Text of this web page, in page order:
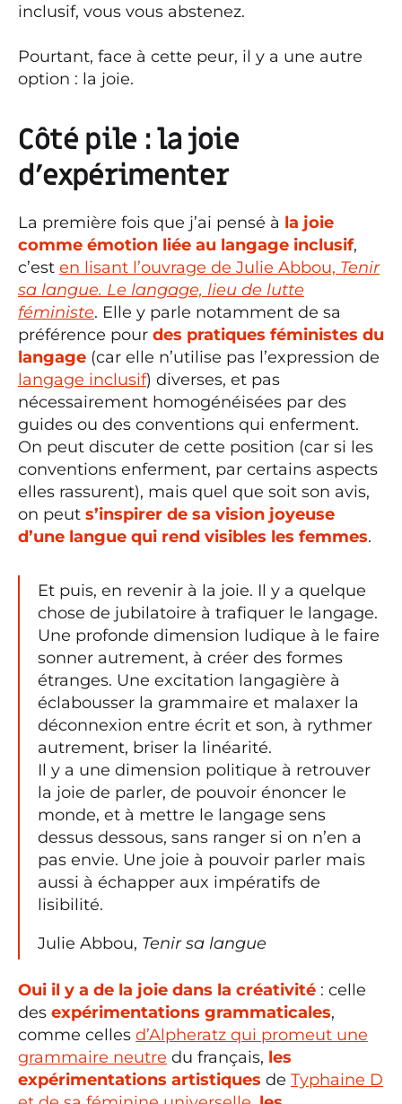
inclusif, vous vous abstenez.
Pourtant, face à cette peur, il y a une autre
option : la joie.
Côté pile : la joie
d’expérimenter
La première fois que j’ai pensé à la joie
comme émotion liée au langage inclusif,
c’est en lisant l’ouvrage de Julie Abbou, Tenir
sa langue. Le langage, lieu de lutte
féministe. Elle y parle notamment de sa
préférence pour des pratiques féministes du
langage (car elle n’utilise pas l’expression de
langage inclusif) diverses, et pas
nécessairement homogénéisées par des
guides ou des conventions qui enferment.
On peut discuter de cette position (car si les
conventions enferment, par certains aspects
elles rassurent), mais quel que soit son avis,
on peut s’inspirer de sa vision joyeuse
d’une langue qui rend visibles les femmes.
Et puis, en revenir à la joie. Il y a quelque
chose de jubilatoire à trafiquer le langage.
Une profonde dimension ludique à le faire
sonner autrement, à créer des formes
étranges. Une excitation langagière à
éclabousser la grammaire et malaxer la
déconnexion entre écrit et son, à rythmer
autrement, briser la linéarité.
Il y a une dimension politique à retrouver
la joie de parler, de pouvoir énoncer le
monde, et à mettre le langage sens
dessus dessous, sans ranger si on n’en a
pas envie. Une joie à pouvoir parler mais
aussi à échapper aux impératifs de
lisibilité.
Julie Abbou, Tenir sa langue
Oui il y a de la joie dans la créativité : celle
des expérimentations grammaticales,
comme celles d’Alpheratz qui promeut une
grammaire neutre du français, les
expérimentations artistiques de Typhaine D